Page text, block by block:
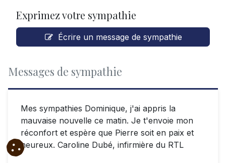
Exprimez votre sympathie
Écrire un message de sympathie
Messages de sympathie
Mes sympathies Dominique, j'ai appris la
mauvaise nouvelle ce matin. Je t'envoie mon
réconfort et espère que Pierre soit en paix et
heureux. Caroline Dubé, infirmière du RTL